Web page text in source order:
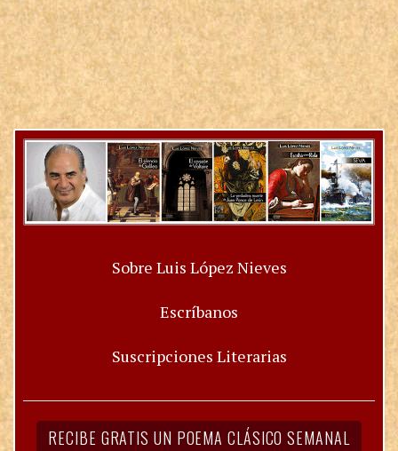
Sobre Luis López Nieves
Escríbanos
Suscripciones Literarias
RECIBE GRATIS UN POEMA CLÁSICO SEMANAL